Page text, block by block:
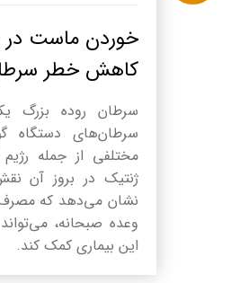
خوردن ماست در
کاهش خطر
سرطان روده بزرگ
سرطان‌های دستگاه
مختلفی از جمله
ژنتیک در بروز آن
نشان می‌دهد که مصرف
وعده صبحانه،
این بیماری کمک کند.